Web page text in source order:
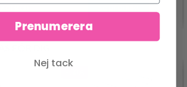
Se produkt
FÖR DIG
Prenumerera
Nej tack